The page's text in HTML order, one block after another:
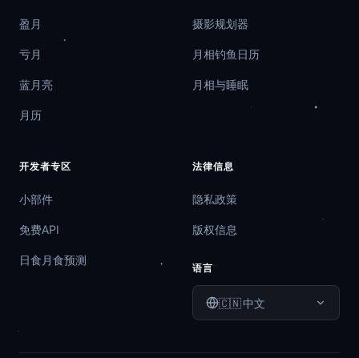
盈月
亏月
蓝月亮
月历
摄影规划器
月相钓鱼日历
月相与睡眠
开发者专区
小部件
免费API
日食月食预测
法律信息
隐私政策
版权信息
语言
🇨🇳中文